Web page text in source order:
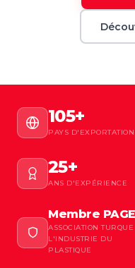
105+
PAYS D'EXPORTATION
25+
ANS D'EXPÉRIENCE
Membre
ASSOCIATION
L'INDUSTRIE DU
PLASTIQUE